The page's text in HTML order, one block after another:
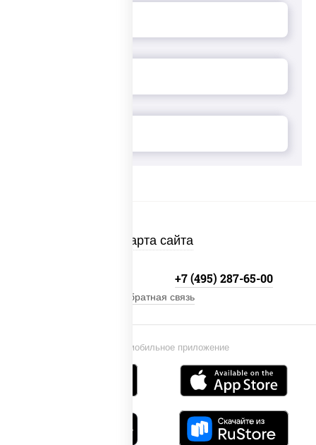
Карта сайта
Установи мобильное приложение
+7 (495) 287-65-00
Обратная связь